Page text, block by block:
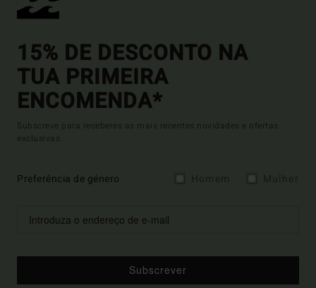
15% DE DESCONTO NA
TUA PRIMEIRA
ENCOMENDA*
Subscreve para receberes as mais recentes novidades e ofertas
exclusivas.
Preferência de género
Subscrever